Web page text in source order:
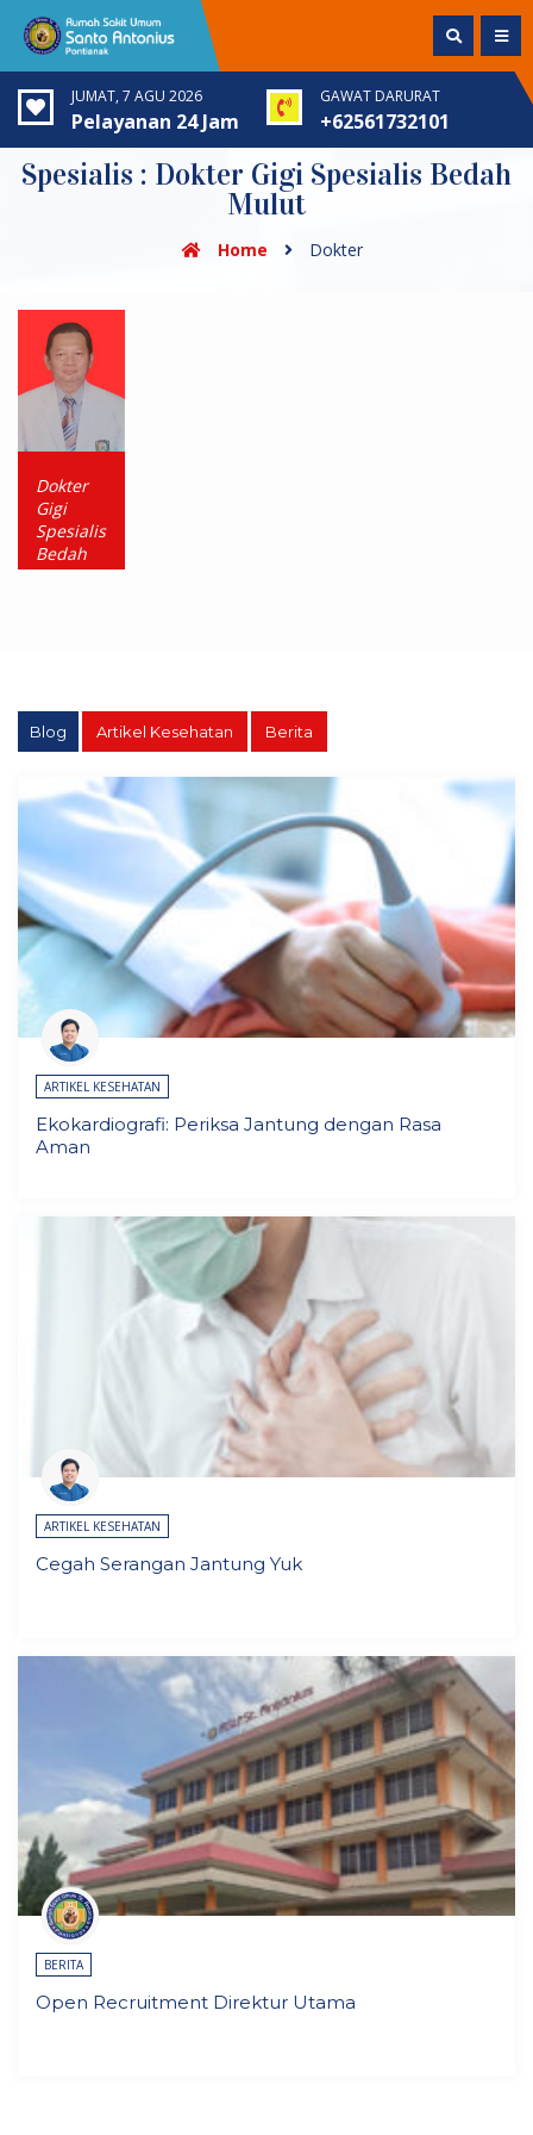
JUMAT, 7 AGU 2026
Pelayanan 24 Jam
GAWAT DARURAT
+62561732101
Spesialis : Dokter Gigi Spesialis Bedah
Mulut
Home Dokter
Dokter
Gigi
Spesialis
Bedah
Mulut
Blog Artikel Kesehatan Berita
ARTIKEL KESEHATAN
Ekokardiografi: Periksa Jantung dengan Rasa
Aman
ARTIKEL KESEHATAN
Cegah Serangan Jantung Yuk
BERITA
Open Recruitment Direktur Utama